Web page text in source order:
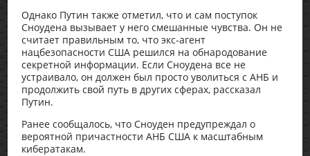
Однако Путин также отметил, что и сам поступок
Сноудена вызывает у него смешанные чувства. Он не
считает правильным то, что экс-агент
нацбезопасности США решился на обнародование
секретной информации. Если Сноудена все не
устраивало, он должен был просто уволиться с АНБ и
продолжить свой путь в других сферах, рассказал
Путин.
Ранее сообщалось, что Сноуден предупреждал о
вероятной причастности АНБ США к масштабным
кибератакам.